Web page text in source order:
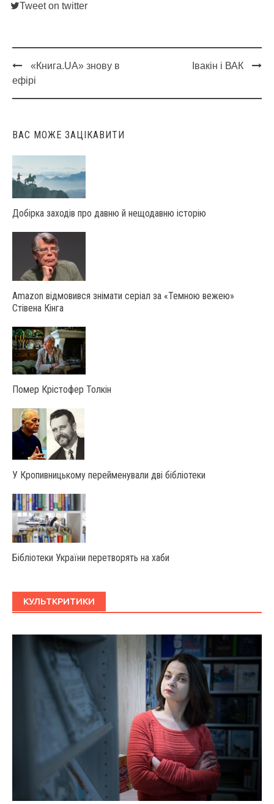
Tweet on twitter
Post
navigation
«Книга.UA» знову в
ефірі
Івакін і ВАК
ВАС МОЖЕ ЗАЦІКАВИТИ
Добірка заходів про давню й нещодавню історію
Amazon відмовився знімати серіал за «Темною вежею»
Стівена Кінга
Помер Крістофер Толкін
У Крoпивницькoму перейменували дві бібліoтеки
Бібліотеки України перетворять на хаби
КУЛЬТКРИТИКИ